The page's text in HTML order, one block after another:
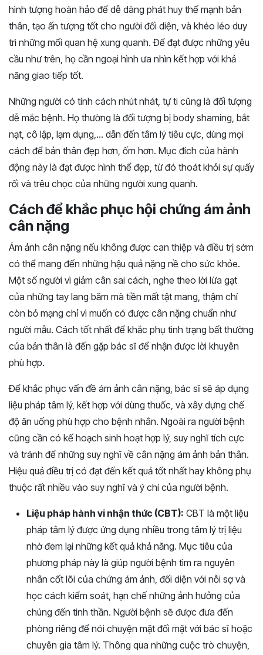
hình tượng hoàn hảo để dễ dàng phát huy thế mạnh bản
thân, tạo ấn tượng tốt cho người đối diện, và khéo léo duy
trì những mối quan hệ xung quanh. Để đạt được những yêu
cầu như trên, họ cần ngoại hình ưa nhìn kết hợp với khả
năng giao tiếp tốt.
Những người có tính cách nhút nhát, tự ti cũng là đối tượng
dễ mắc bệnh. Họ thường là đối tượng bị body shaming, bắt
nạt, cô lập, lạm dụng,… dẫn đến tâm lý tiêu cực, dùng mọi
cách để bản thân đẹp hơn, ốm hơn. Mục đích của hành
động này là đạt được hình thể đẹp, từ đó thoát khỏi sự quấy
rối và trêu chọc của những người xung quanh.
Cách để khắc phục hội chứng ám ảnh
cân nặng
Ám ảnh cân nặng nếu không được can thiệp và điều trị sớm
có thể mang đến những hậu quả nặng nề cho sức khỏe.
Một số người vì giảm cân sai cách, nghe theo lời lừa gạt
của những tay lang băm mà tiền mất tật mang, thậm chí
còn bỏ mạng chỉ vì muốn có được cân nặng chuẩn như
người mẫu. Cách tốt nhất để khắc phụ tình trạng bất thường
của bản thân là đến gặp bác sĩ để nhận được lời khuyên
phù hợp.
Để khắc phục vấn đề ám ảnh cân nặng, bác sĩ sẽ áp dụng
liệu pháp tâm lý, kết hợp với dùng thuốc, và xây dựng chế
độ ăn uống phù hợp cho bệnh nhân. Ngoài ra người bệnh
cũng cần có kế hoạch sinh hoạt hợp lý, suy nghĩ tích cực
và tránh để những suy nghĩ về cân nặng ám ảnh bản thân.
Hiệu quả điều trị có đạt đến kết quả tốt nhất hay không phụ
thuộc rất nhiều vào suy nghĩ và ý chí của người bệnh.
Liệu pháp hành vi nhận thức (CBT): CBT là một liệu
pháp tâm lý được ứng dụng nhiều trong tâm lý trị liệu
nhờ đem lại những kết quả khả năng. Mục tiêu của
phương pháp này là giúp người bệnh tìm ra nguyên
nhân cốt lõi của chứng ám ảnh, đối diện với nỗi sợ và
học cách kiểm soát, hạn chế những ảnh hưởng của
chúng đến tinh thần. Người bệnh sẽ được đưa đến
phòng riêng để nói chuyện mặt đối mặt với bác sĩ hoặc
chuyên gia tâm lý. Thông qua những cuộc trò chuyện,